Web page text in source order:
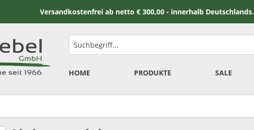
Versandkostenfrei ab netto € 300,00 - innerhalb Deutschlands.
HOME PRODUKTE SALE